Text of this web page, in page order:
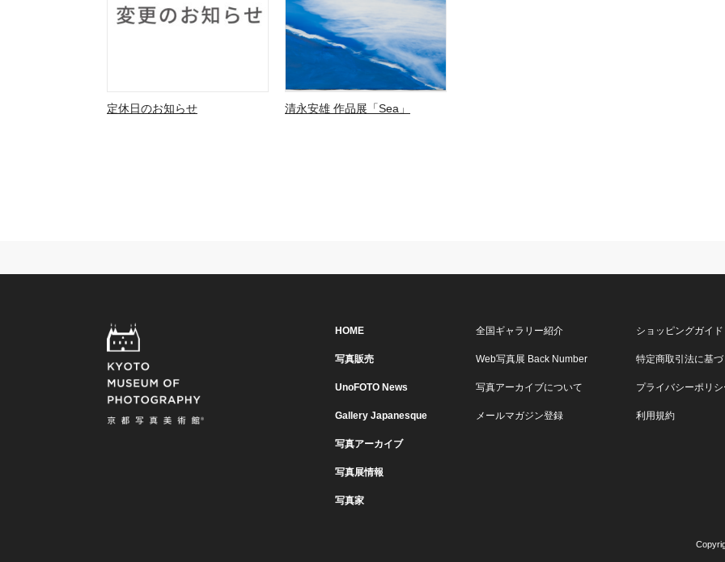
定休日のお知らせ 清永安雄 作品展「Sea」
HOME
写真販売
UnoFOTO News
Gallery Japanesque
写真アーカイブ
写真展情報
写真家
全国ギャラリー紹介
Web写真展 Back Number
写真アーカイブについて
メールマガジン登録
ショッピングガイド
特定商取引法に基
プライバシーポリ
利用規約